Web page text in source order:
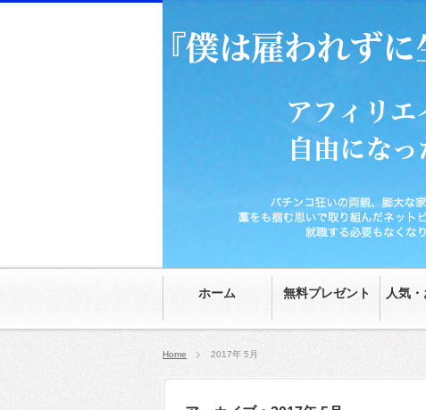
ホーム 無料プレゼント 人気
パチンコ狂いの両親、膨大な家の借金、時給700円
然。就職する必要もなくなり、20代にして自由な日々
Home 2017年 5月